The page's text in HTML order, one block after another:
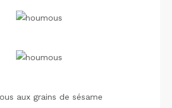
aux grains de sésame